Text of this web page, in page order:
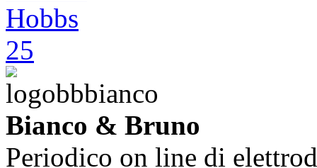
Bianco & Bruno
Periodico on line di